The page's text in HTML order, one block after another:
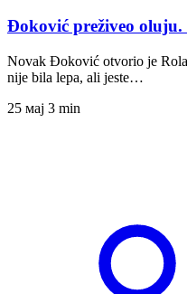
Đoković preživeo oluju.
Novak Đoković otvorio je
nije bila lepa, ali jeste…
25 мај 3 min